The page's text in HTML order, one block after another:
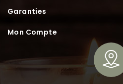
Garanties
Mon Compte